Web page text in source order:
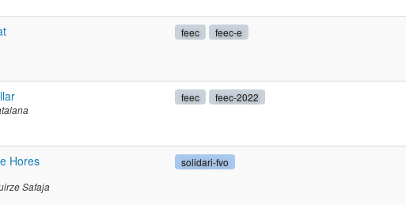
feec feec-e
feec feec-2022
Hores
Safaja
solidari-fvo